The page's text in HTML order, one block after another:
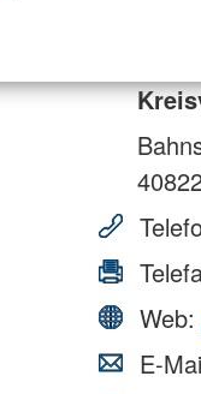
Web:
E-